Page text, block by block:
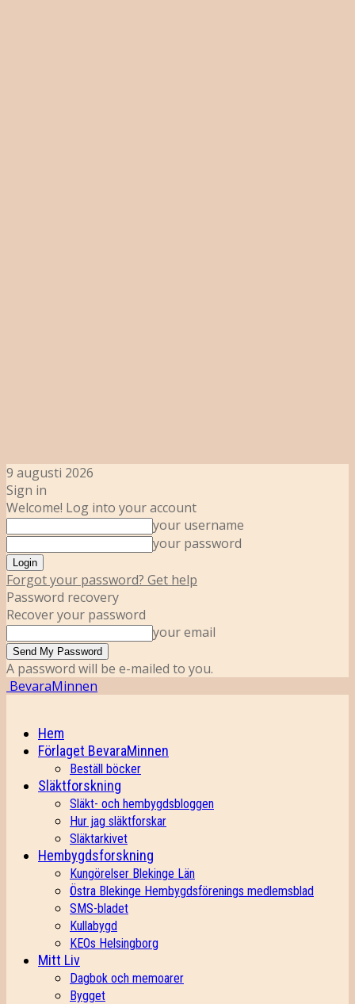
9 augusti 2026
Sign in
Welcome! Log into your account
your username
your password
Forgot your password? Get help
Password recovery
Recover your password
your email
A password will be e-mailed to you.
BevaraMinnen
Hem
Förlaget BevaraMinnen
Beställ böcker
Släktforskning
Släkt- och hembygdsbloggen
Hur jag släktforskar
Släktarkivet
Hembygdsforskning
Kungörelser Blekinge Län
Östra Blekinge Hembygdsförenings medlemsblad
SMS-bladet
Kullabygd
KEOs Helsingborg
Mitt Liv
Dagbok och memoarer
Bygget